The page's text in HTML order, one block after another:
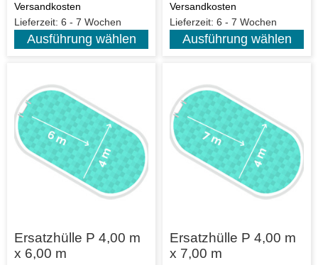
Versandkosten
Lieferzeit: 6 - 7 Wochen
Ausführung wählen
Versandkosten
Lieferzeit: 6 - 7 Wochen
Ausführung wählen
Ersatzhülle P 4,00 m
x 6,00 m
Ersatzhülle P 4,00 m
x 7,00 m